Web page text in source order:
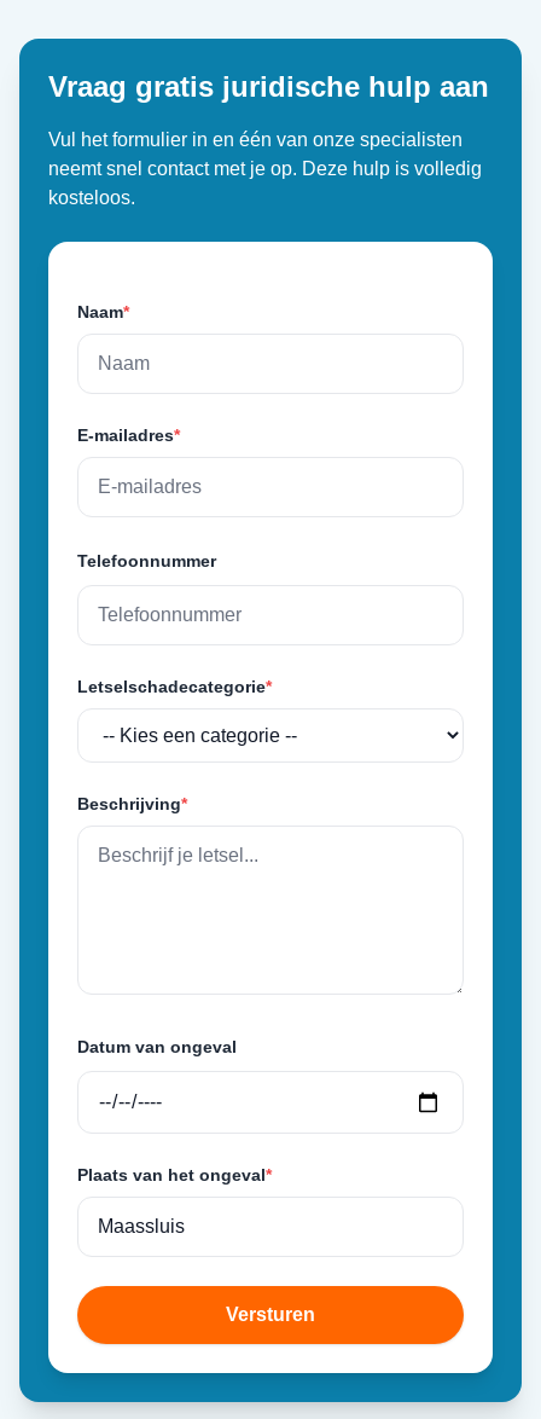
Vraag gratis juridische hulp aan
Vul het formulier in en één van onze specialisten
neemt snel contact met je op. Deze hulp is volledig
kosteloos.
Naam*
E-mailadres*
Telefoonnummer
Letselschadecategorie*
Beschrijving*
Datum van ongeval
Plaats van het ongeval*
Versturen